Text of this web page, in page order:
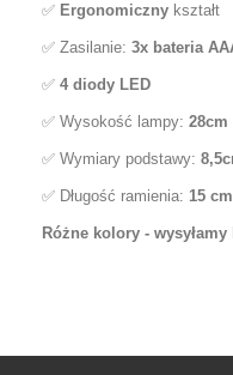
✅ Ergonomiczny kształt
✅ Zasilanie: 3x bateria
✅ 4 diody LED
✅ Wysokość lampy: 28cm
✅ Wymiary podstawy:
✅ Długość ramienia: 15 cm
Różne kolory -